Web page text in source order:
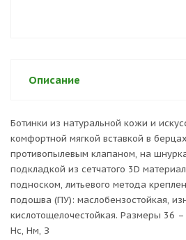
Описание
Ботинки из натуральной кожи и
комфортной мягкой вставкой в
противопылевым клапаном, на
подкладкой из сетчатого 3D
подноском, литьевого метода
подошва (ПУ): маслобензостойкая,
кислотощелочестойкая. Размеры 36
Нс, Нм, З